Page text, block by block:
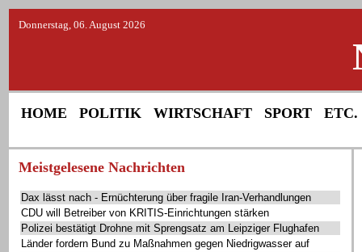
Donnerstag, 06. August 2026
HOME POLITIK WIRTSCHAFT SPORT ETC.
Meistgelesene Nachrichten
Dax lässt nach - Ernüchterung über fragile Iran-Verhandlungen
CDU will Betreiber von KRITIS-Einrichtungen stärken
Polizei bestätigt Drohne mit Sprengsatz am Leipziger Flughafen
Länder fordern Bund zu Maßnahmen gegen Niedrigwasser auf